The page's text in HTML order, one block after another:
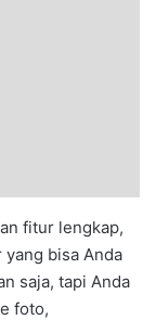
fitur lengkap,
yang bisa Anda
saja, tapi Anda
foto,